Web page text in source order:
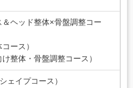
ヘッド整体×骨盤調整コー
ース）
整体・骨盤調整コース）
ェイプコース）